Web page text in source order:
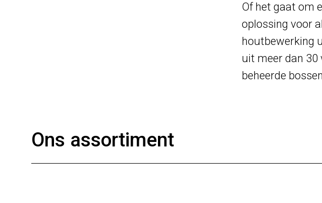
Of het gaat om
oplossing voor
houtbewerking
uit meer dan
beheerde
Ons assortiment